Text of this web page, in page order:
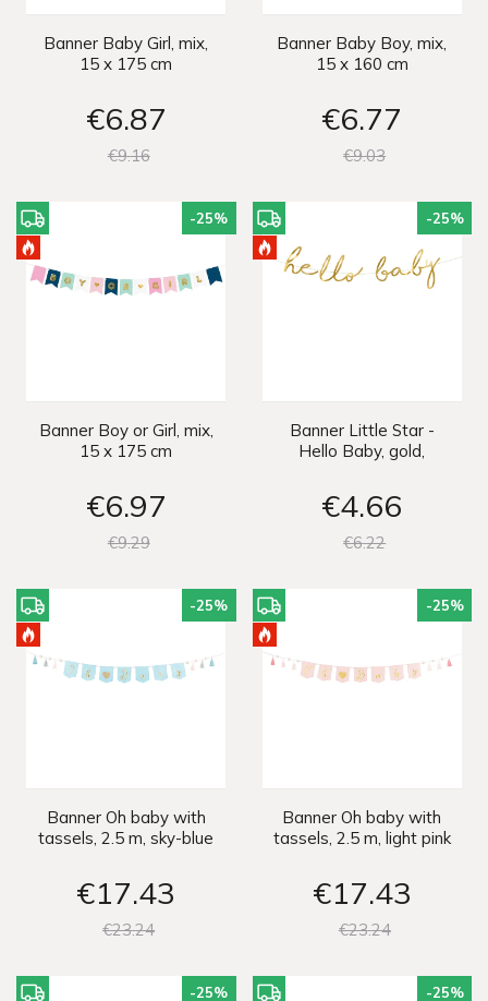
Banner Baby Girl, mix,
15 x 175 cm
€6 87
€916
Banner Baby Boy, mix,
15 x 160 cm
€6 77
€903
-25%
Banner Boy or Girl, mix,
15 x 175 cm
€6 97
€929
-25%
Banner Little Star -
Hello Baby, gold,
€4 66
€622
-25%
Banner Oh baby with
tassels, 2.5 m, sky-blue
€17 43
€2324
-25%
Banner Oh baby with
tassels, 2.5 m, light pink
€17 43
€2324
-25% -25%